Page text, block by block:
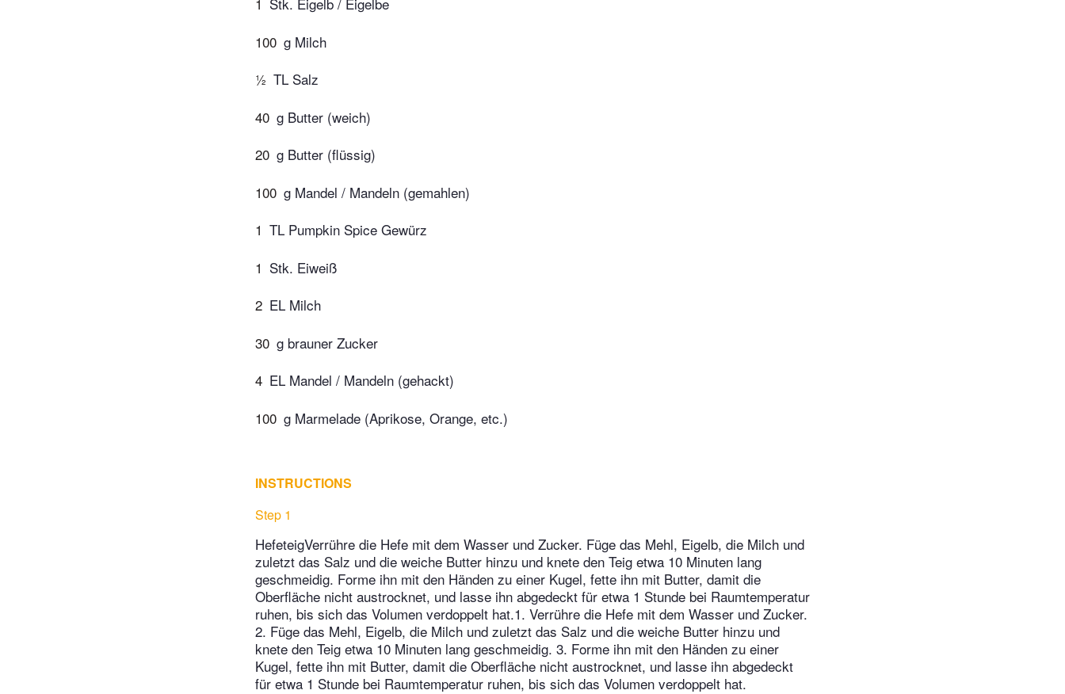
100 g Milch
½ TL Salz
40 g Butter (weich)
20 g Butter (flüssig)
100 g Mandel / Mandeln (gemahlen)
1 TL Pumpkin Spice Gewürz
1 Stk. Eiweiß
2 EL Milch
30 g brauner Zucker
4 EL Mandel / Mandeln (gehackt)
100 g Marmelade (Aprikose, Orange, etc.)
INSTRUCTIONS
Step 1
HefeteigVerrühre die Hefe mit dem Wasser und Zucker. Füge das Mehl, Eigelb, die Milch und
zuletzt das Salz und die weiche Butter hinzu und knete den Teig etwa 10 Minuten lang
geschmeidig. Forme ihn mit den Händen zu einer Kugel, fette ihn mit Butter, damit die
Oberfläche nicht austrocknet, und lasse ihn abgedeckt für etwa 1 Stunde bei Raumtemperatur
ruhen, bis sich das Volumen verdoppelt hat.1. Verrühre die Hefe mit dem Wasser und Zucker.
2. Füge das Mehl, Eigelb, die Milch und zuletzt das Salz und die weiche Butter hinzu und
knete den Teig etwa 10 Minuten lang geschmeidig. 3. Forme ihn mit den Händen zu einer
Kugel, fette ihn mit Butter, damit die Oberfläche nicht austrocknet, und lasse ihn abgedeckt
für etwa 1 Stunde bei Raumtemperatur ruhen, bis sich das Volumen verdoppelt hat.